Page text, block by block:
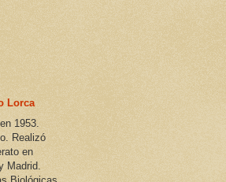
Lorca
1953.
Realizó
en
Madrid.